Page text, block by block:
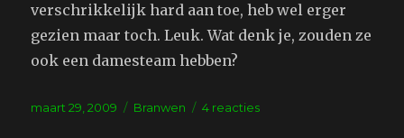
verschrikkelijk hard aan toe, heb wel erger
gezien maar toch. Leuk. Wat denk je, zouden ze
ook een damesteam hebben?
Geplaatst
maart 29, 2009 Tags
Branwen 4 reactiesop